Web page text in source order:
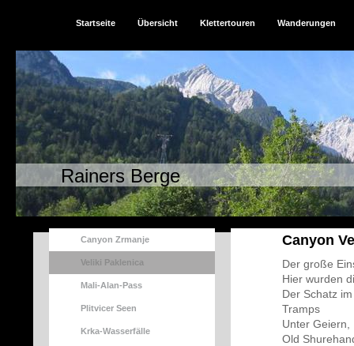
Startseite Übersicht Klettertouren Wanderungen
Rainers Berge
Canyon Zrmanje
Veliki Paklenica
Mali-Alan-Pass
Plitvicer Seen
Krka-Wasserfälle
Canyon
Der große
Hier wurden
Der Schatz
Tramps
Unter Geiern,
Old